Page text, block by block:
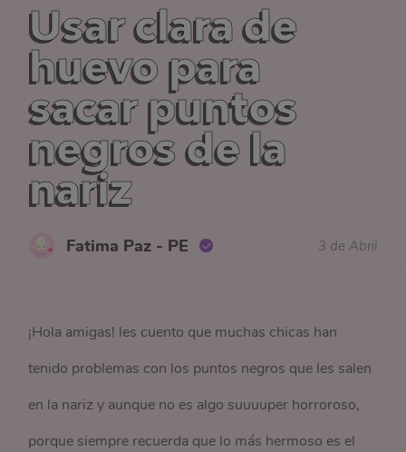
Usar clara de
huevo para
sacar puntos
negros de la
nariz
Fatima Paz - PE 3 de Abril
¡Hola amigas! les cuento que muchas chicas han
tenido problemas con los puntos negros que les salen
en la nariz y aunque no es algo suuuuper horroroso,
porque siempre recuerda que lo más hermoso es el